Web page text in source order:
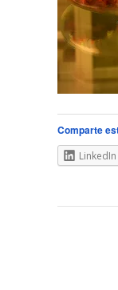
Comparte
LinkedIn